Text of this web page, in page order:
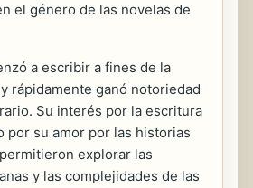
el género de las novelas de
a escribir a fines de la
rápidamente ganó notoriedad
Su interés por la escritura
por su amor por las historias
explorar las
y las complejidades de las